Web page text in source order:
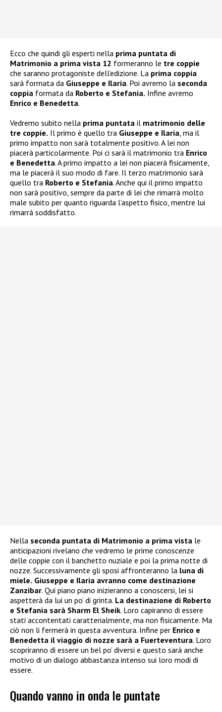
Ecco che quindi gli esperti nella prima puntata di
Matrimonio a prima vista 12 formeranno le tre coppie
che saranno protagoniste dell’edizione. La prima coppia
sarà formata da Giuseppe e Ilaria. Poi avremo la seconda
coppia formata da Roberto e Stefania. Infine avremo
Enrico e Benedetta.
Vedremo subito nella prima puntata il matrimonio delle
tre coppie. Il primo è quello tra Giuseppe e Ilaria, ma il
primo impatto non sarà totalmente positivo. A lei non
piacerà particolarmente. Poi ci sarà il matrimonio tra Enrico
e Benedetta. A primo impatto a lei non piacerà fisicamente,
ma le piacerà il suo modo di fare. Il terzo matrimonio sarà
quello tra Roberto e Stefania. Anche qui il primo impatto
non sarà positivo, sempre da parte di lei che rimarrà molto
male subito per quanto riguarda l’aspetto fisico, mentre lui
rimarrà soddisfatto.
Nella seconda puntata di Matrimonio a prima vista le
anticipazioni rivelano che vedremo le prime conoscenze
delle coppie con il banchetto nuziale e poi la prima notte di
nozze. Successivamente gli sposi affronteranno la luna di
miele. Giuseppe e Ilaria avranno come destinazione
Zanzibar. Qui piano piano inizieranno a conoscersi, lei si
aspetterà da lui un po’ di grinta. La destinazione di Roberto
e Stefania sarà Sharm El Sheik. Loro capiranno di essere
stati accontentati caratterialmente, ma non fisicamente. Ma
ciò non li fermerà in questa avventura. Infine per Enrico e
Benedetta il viaggio di nozze sarà a Fuerteventura. Loro
scopriranno di essere un bel po’ diversi e questo sarà anche
motivo di un dialogo abbastanza intenso sui loro modi di
essere.
Quando vanno in onda le puntate